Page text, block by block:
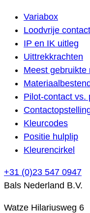
Variabox
Loodvrije
IP en IK uitleg
Uittrekkrachten
Meest gebruikte
Pilot-contact vs.
Kleurcodes
Positie hulplip
Kleurencirkel
+31 (0)23 547 0947
Bals Nederland B.V.
Watze Hilariusweg 6